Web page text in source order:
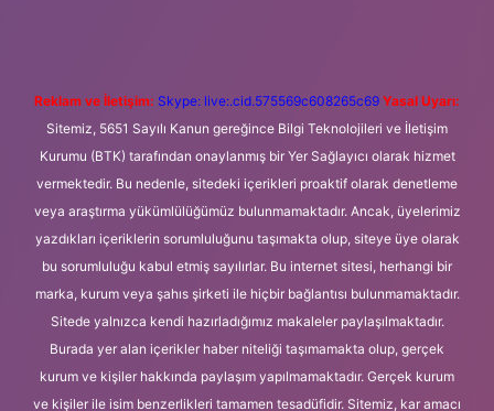
Reklam ve İletişim: Skype: live:.cid.575569c608265c69 Yasal Uyarı:
Sitemiz, 5651 Sayılı Kanun gereğince Bilgi Teknolojileri ve İletişim
Kurumu (BTK) tarafından onaylanmış bir Yer Sağlayıcı olarak hizmet
vermektedir. Bu nedenle, sitedeki içerikleri proaktif olarak denetleme
veya araştırma yükümlülüğümüz bulunmamaktadır. Ancak, üyelerimiz
yazdıkları içeriklerin sorumluluğunu taşımakta olup, siteye üye olarak
bu sorumluluğu kabul etmiş sayılırlar. Bu internet sitesi, herhangi bir
marka, kurum veya şahıs şirketi ile hiçbir bağlantısı bulunmamaktadır.
Sitede yalnızca kendi hazırladığımız makaleler paylaşılmaktadır.
Burada yer alan içerikler haber niteliği taşımamakta olup, gerçek
kurum ve kişiler hakkında paylaşım yapılmamaktadır. Gerçek kurum
ve kişiler ile isim benzerlikleri tamamen tesadüfidir. Sitemiz, kar amacı